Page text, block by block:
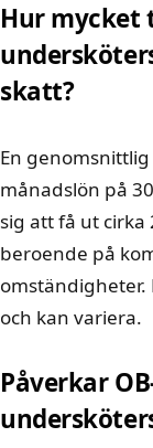
Hur mycket
skatt?
En
månadslön på
sig att få ut cirka
beroende på
omständigheter.
och kan variera.
Påverkar